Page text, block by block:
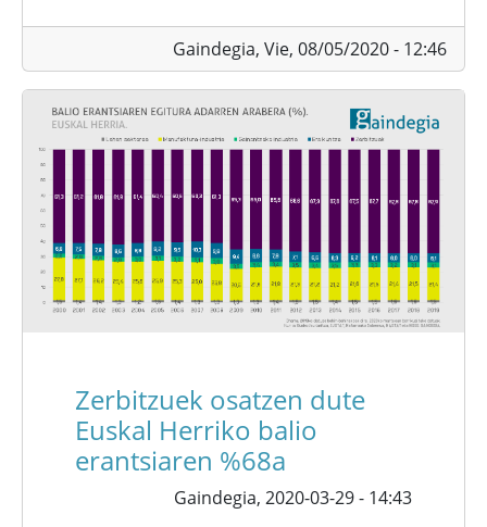
Gaindegia, Vie, 08/05/2020 - 12:46
Zerbitzuek osatzen dute
Euskal Herriko balio
erantsiaren %68a
Gaindegia, 2020-03-29 - 14:43